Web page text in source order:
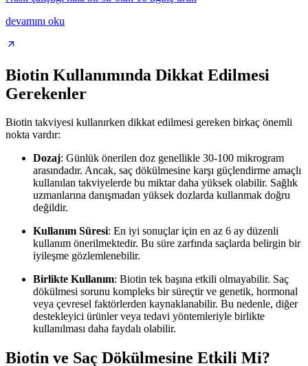
devamını oku
Biotin Kullanımında Dikkat Edilmesi
Gerekenler
Biotin takviyesi kullanırken dikkat edilmesi gereken birkaç önemli
nokta vardır:
Dozaj: Günlük önerilen doz genellikle 30-100 mikrogram
arasındadır. Ancak, saç dökülmesine karşı güçlendirme amaçlı
kullanılan takviyelerde bu miktar daha yüksek olabilir. Sağlık
uzmanlarına danışmadan yüksek dozlarda kullanmak doğru
değildir.
Kullanım Süresi: En iyi sonuçlar için en az 6 ay düzenli
kullanım önerilmektedir. Bu süre zarfında saçlarda belirgin bir
iyileşme gözlemlenebilir.
Birlikte Kullanım: Biotin tek başına etkili olmayabilir. Saç
dökülmesi sorunu kompleks bir süreçtir ve genetik, hormonal
veya çevresel faktörlerden kaynaklanabilir. Bu nedenle, diğer
destekleyici ürünler veya tedavi yöntemleriyle birlikte
kullanılması daha faydalı olabilir.
Biotin ve Saç Dökülmesine Etkili Mi?